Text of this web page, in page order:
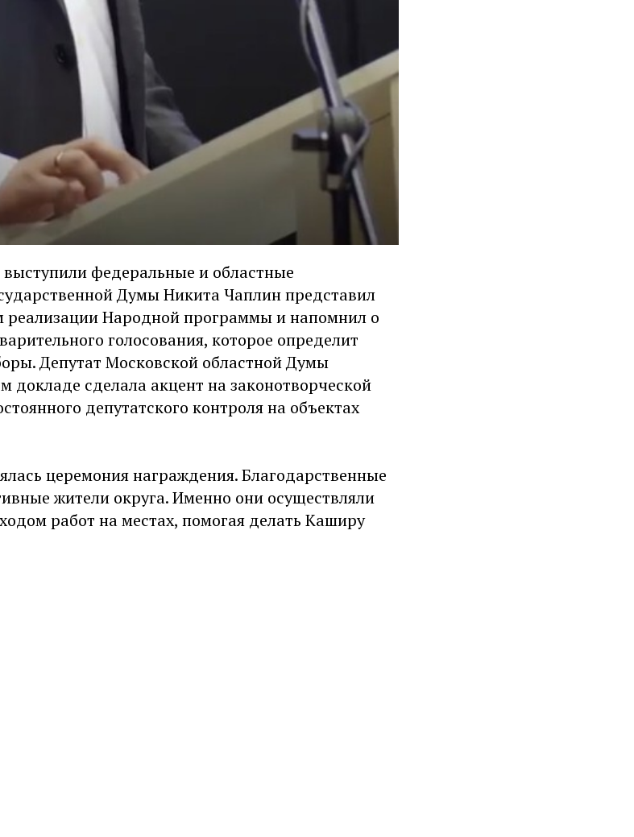
федеральные и областные
Думы Никита Чаплин представил
реализации Народной программы и напомнил о
голосования, которое определит
Депутат Московской областной Думы
докладе сделала акцент на законотворческой
депутатского контроля на объектах
церемония награждения. Благодарственные
жители округа. Именно они осуществляли
работ на местах, помогая делать Каширу